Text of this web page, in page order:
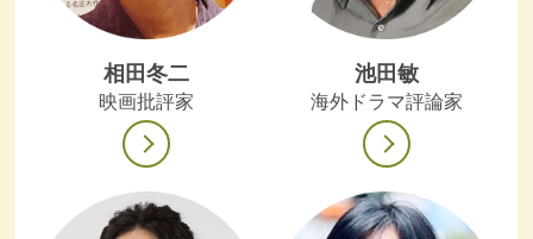
相田冬二
映画批評家
池田敏
海外ドラマ評論家